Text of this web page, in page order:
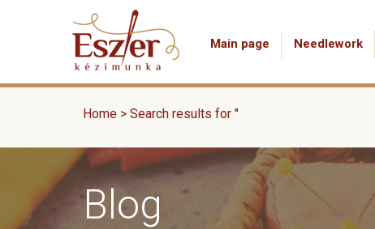
Main page Needlework
Home > Search results for ''
Blog